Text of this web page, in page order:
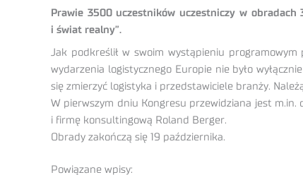
Prawie 3500 uczestników uczestniczy w
i świat realny”.
Jak podkreślił w swoim wystąpieniu
wydarzenia logistycznego Europie nie było
się zmierzyć logistyka i przedstawiciele branży.
W pierwszym dniu Kongresu przewidziana jest m.in.
i firmę konsultingową Roland Berger.
Obrady zakończą się 19 października.
Powiązane wpisy: